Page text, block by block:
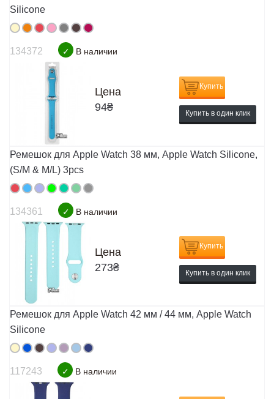
Silicone
134372 ✓ В наличии
Цена
94₴
Купить
Купить в один клик
Ремешок для Apple Watch 38 мм, Apple Watch Silicone,
(S/M & M/L) 3pcs
134361 ✓ В наличии
Цена
273₴
Купить
Купить в один клик
Ремешок для Apple Watch 42 мм / 44 мм, Apple Watch
Silicone
117243 ✓ В наличии